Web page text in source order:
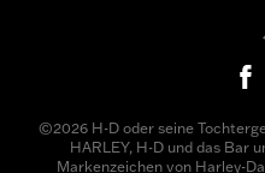
©2026 H-D oder seine
HARLEY, H-D und das Bar
Markenzeichen von Harley-